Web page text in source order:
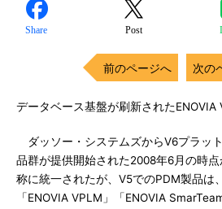
Share Post
前のページへ 次の
データベース基盤が刷新されたENOVIA
ダッソー・システムズからV6プラッ
品群が提供開始された2008年6月の時
称に統一されたが、V5でのPDM製品は
「ENOVIA VPLM」「ENOVIA